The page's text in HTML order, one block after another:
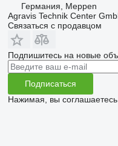
Германия, Meppen
Agravis Technik Center
Связаться с продавцом
Подпишитесь на новые
Подписаться
Нажимая, вы